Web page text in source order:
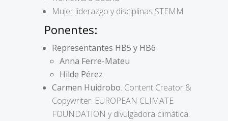
Mujer liderazgo y disciplinas STEMM
Ponentes:
Representantes HB5 y HB6
Anna Ferre-Mateu
Hilde Pérez
Carmen Huidrobo. Content Creator &
Copywriter. EUROPEAN CLIMATE
FOUNDATION y divulgadora climática.